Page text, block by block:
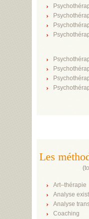
Les
(
Art–thérapie
Analyse
Analyse
Coaching